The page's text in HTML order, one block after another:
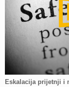
Eskalacija prijetnji i